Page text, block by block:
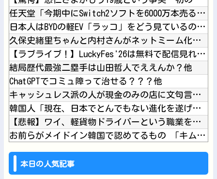
任天堂「今期中にSwitch2ソフトを6000万本売る（現在...
日本人はBYDの軽EV「ラッコ」をどう見ているのか？…中国メ...
久保史緒里ちゃんと内村さんがネットミーム化ｗ【元乃木坂46】...
【ラブライブ！】LuckyFes'26は無料で配信見れるのか...
結局歴代最強二塁手は山田哲人でええんか？他
ChatGPTでコミュ障って治せる？？？他
キャッシュレス派の人が現金のみの店に文句言ってるのってどう思...
韓国人「現在、日本でとんでもない進化を遂げている韓国料理がこ...
【悲報】ワイ、軽貨物ドライバーという職業を知ってしまう・・・...
お前らがメイドイン韓国で認めてるもの 「キムチ」あと3つは？...
本日の人気記事